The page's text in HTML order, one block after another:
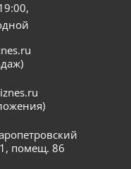
помещ. 86